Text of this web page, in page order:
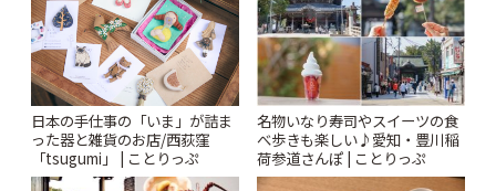
日本の手仕事の「いま」が詰ま
った器と雑貨のお店/西荻窪
「tsugumi」 | ことりっぷ
名物いなり寿司やスイーツの食
べ歩きも楽しい♪愛知・豊川稲
荷参道さんぽ | ことりっぷ